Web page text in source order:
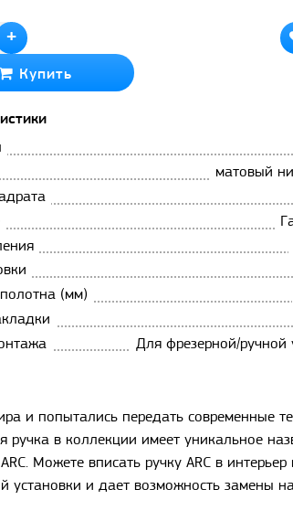
+
Купить
матовый
(мм)
Для фрезерной/ручной
и попытались передать современные
ручка в коллекции имеет уникальное
Можете вписать ручку ARC в
установки и дает возможность замены